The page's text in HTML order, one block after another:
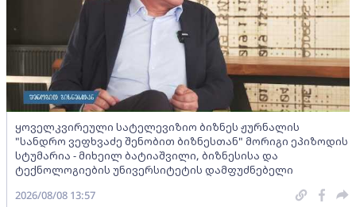
ყოველკვირეული სატელევიზიო ბიზნეს ჟურნალის
"სანდრო ვეფხვაძე შენობით ბიზნესთან" მორიგი ეპიზოდის
სტუმარია - მიხეილ ბატიაშვილი, ბიზნესისა და
ტექნოლოგიების უნივერსიტეტის დამფუძნებელი
2026/08/08 13:57